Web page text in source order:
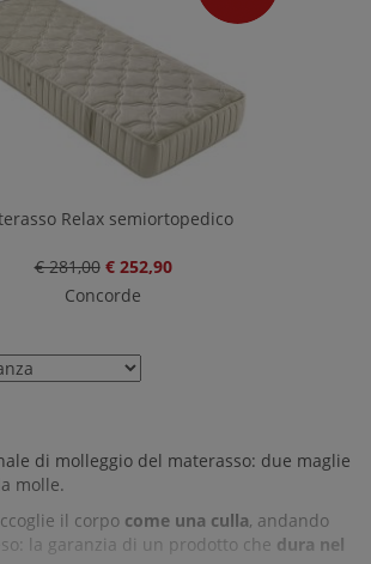
Relax semiortopedico
€ 281,00 € 252,90
Concorde
di molleggio del materasso: due maglie
molle.
il corpo come una culla, andando
la garanzia di un prodotto che dura nel